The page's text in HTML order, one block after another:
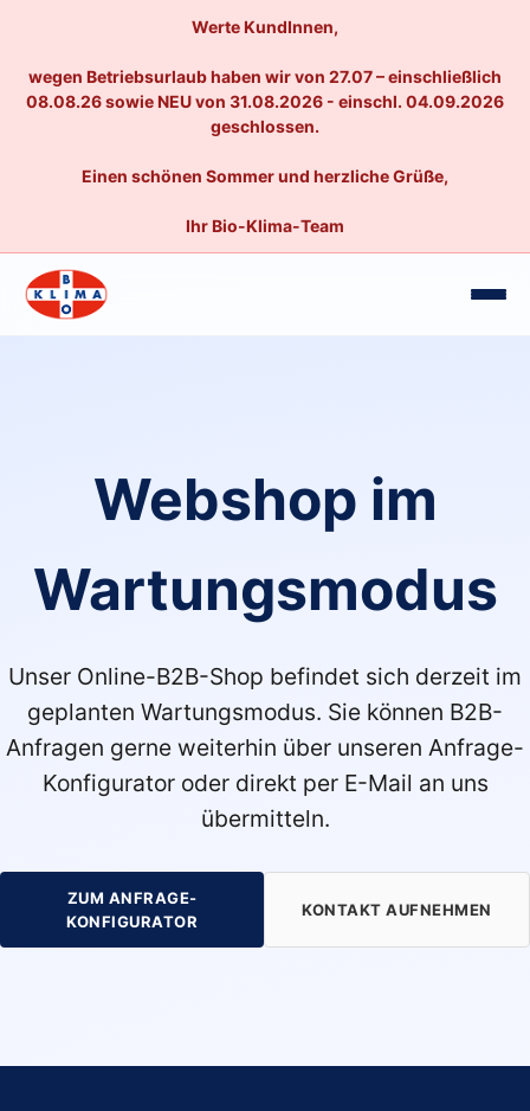
Werte KundInnen,
wegen Betriebsurlaub haben wir von 27.07 – einschließlich
08.08.26 sowie NEU von 31.08.2026 - einschl. 04.09.2026
geschlossen.
Einen schönen Sommer und herzliche Grüße,
Ihr Bio-Klima-Team
Webshop im
Wartungsmodus
Unser Online-B2B-Shop befindet sich derzeit im
geplanten Wartungsmodus. Sie können B2B-
Anfragen gerne weiterhin über unseren Anfrage-
Konfigurator oder direkt per E-Mail an uns
übermitteln.
ZUM ANFRAGE-
KONFIGURATOR
KONTAKT AUFNEHMEN